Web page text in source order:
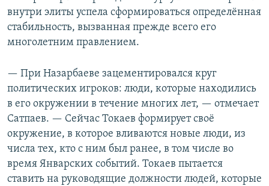
внутри элиты успела сформироваться определённая
стабильность, вызванная прежде всего его
многолетним правлением.
— При Назарбаеве зацементировался круг
политических игроков: люди, которые находились
в его окружении в течение многих лет, — отмечает
Сатпаев. — Сейчас Токаев формирует своё
окружение, в которое вливаются новые люди, из
числа тех, кто с ним был ранее, в том числе во
время Январских событий. Токаев пытается
ставить на руководящие должности людей, которые